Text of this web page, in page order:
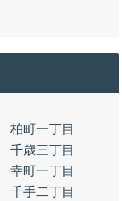
柏町一丁目
千歳三丁目
幸町一丁目
千手二丁目